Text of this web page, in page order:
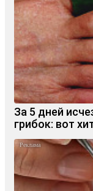
За 5 дней
грибок: вот